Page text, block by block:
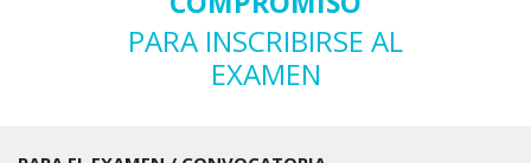
PARA INSCRIBIRSE AL
EXAMEN